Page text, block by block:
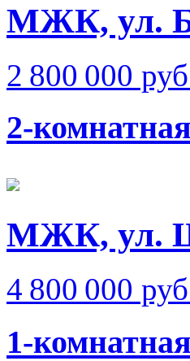
МЖК, ул.
2 800 000
2-
МЖК, ул.
4 800 000
1-